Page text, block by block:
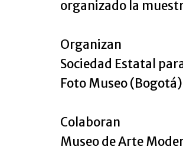
organizado la
Organizan
Sociedad Estatal
Foto Museo (Bogotá)
Colaboran
Museo de Arte